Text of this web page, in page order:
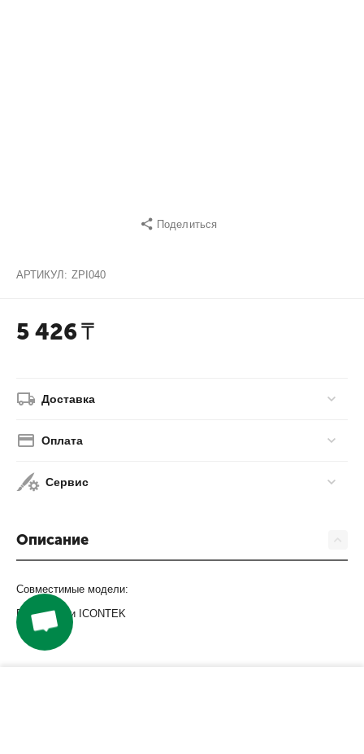
Поделиться
АРТИКУЛ: ZPI040
5 426₸
Доставка
Оплата
Сервис
Описание
Совместимые модели:
Все модели ICONTEK